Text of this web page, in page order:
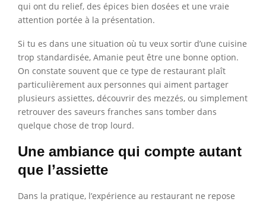
qui ont du relief, des épices bien dosées et une vraie
attention portée à la présentation.
Si tu es dans une situation où tu veux sortir d’une cuisine
trop standardisée, Amanie peut être une bonne option.
On constate souvent que ce type de restaurant plaît
particulièrement aux personnes qui aiment partager
plusieurs assiettes, découvrir des mezzés, ou simplement
retrouver des saveurs franches sans tomber dans
quelque chose de trop lourd.
Une ambiance qui compte autant
que l’assiette
Dans la pratique, l’expérience au restaurant ne repose